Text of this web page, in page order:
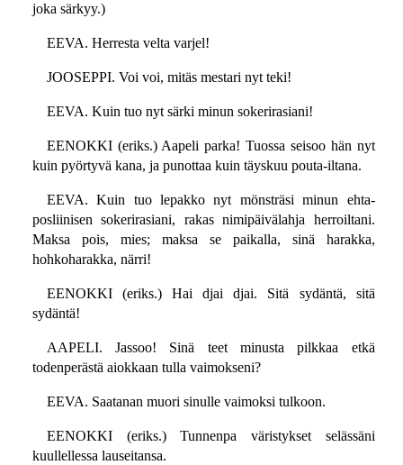
joka särkyy.)
EEVA. Herresta velta varjel!
JOOSEPPI. Voi voi, mitäs mestari nyt teki!
EEVA. Kuin tuo nyt särki minun sokerirasiani!
EENOKKI (eriks.) Aapeli parka! Tuossa seisoo hän nyt
kuin pyörtyvä kana, ja punottaa kuin täyskuu pouta-iltana.
EEVA. Kuin tuo lepakko nyt mönsträsi minun ehta-
posliinisen sokerirasiani, rakas nimipäivälahja herroiltani.
Maksa pois, mies; maksa se paikalla, sinä harakka,
hohkoharakka, närri!
EENOKKI (eriks.) Hai djai djai. Sitä sydäntä, sitä
sydäntä!
AAPELI. Jassoo! Sinä teet minusta pilkkaa etkä
todenperästä aiokkaan tulla vaimokseni?
EEVA. Saatanan muori sinulle vaimoksi tulkoon.
EENOKKI (eriks.) Tunnenpa väristykset selässäni
kuullellessa lauseitansa.